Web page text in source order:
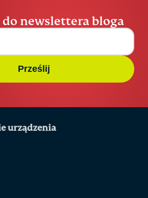
do newslettera bloga
Prześlij
urządzenia